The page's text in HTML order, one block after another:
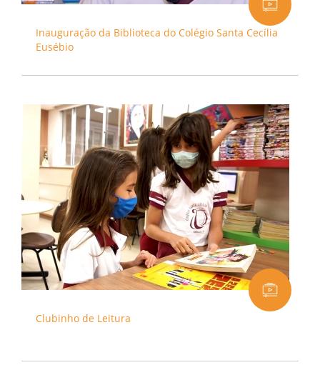
Inauguração da Biblioteca do Colégio Santa Cecília
Eusébio
Clubinho de Leitura